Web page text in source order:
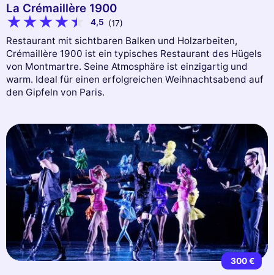
La Crémaillère 1900
4,5 (17)
Restaurant mit sichtbaren Balken und Holzarbeiten,
Crémaillère 1900 ist ein typisches Restaurant des Hügels
von Montmartre. Seine Atmosphäre ist einzigartig und
warm. Ideal für einen erfolgreichen Weihnachtsabend auf
den Gipfeln von Paris.
300 €